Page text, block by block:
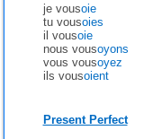
je vousoie
tu vousoies
il vousoie
nous vousoyons
vous vousoyez
ils vousoient
Present Perfect